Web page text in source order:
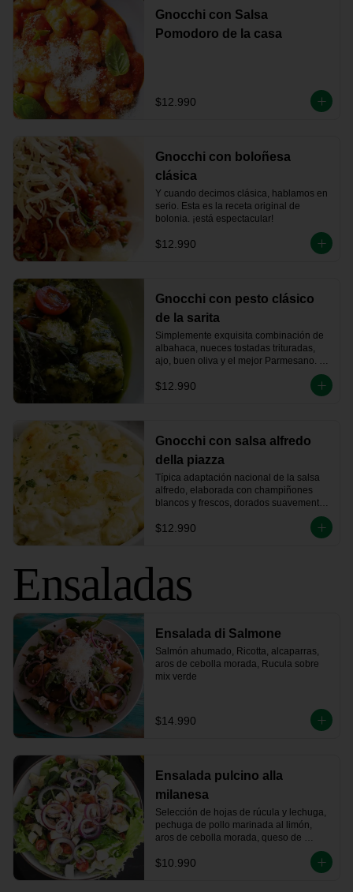
Gnocchi con Salsa
Pomodoro de la casa
$12.990
Gnocchi con boloñesa
clásica
Y cuando decimos clásica, hablamos en
serio. Esta es la receta original de
bolonia. ¡está espectacular!
$12.990
Gnocchi con pesto clásico
de la sarita
Simplemente exquisita combinación de
albahaca, nueces tostadas trituradas,
ajo, buen oliva y el mejor Parmesano.
nombre... yo que tú, lo pruebo.
$12.990
Gnocchi con salsa alfredo
della piazza
Típica adaptación nacional de la salsa
alfredo, elaborada con champiñones
blancos y frescos, dorados suavemente
artesanalmente, vino blanco y crema de
$12.990
Ensaladas
Ensalada di Salmone
Salmón ahumado, Ricotta, alcaparras,
aros de cebolla morada, Rucula sobre
mix verde
$14.990
Ensalada pulcino alla
milanesa
Selección de hojas de rúcula y lechuga,
pechuga de pollo marinada al limón,
aros de cebolla morada, queso de
cherry.
$10.990